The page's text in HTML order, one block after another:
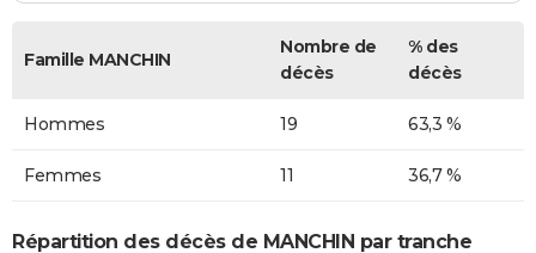
Famille MANCHIN
Nombre de
décès
% des
décès
Hommes 19 63,3 %
Femmes 11 36,7 %
Répartition des décès de MANCHIN par tranche